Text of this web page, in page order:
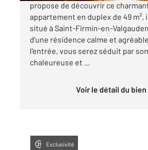
propose de découvrir ce
appartement en duplex de 49 m²,
situé à Saint-Firmin-en-
d'une résidence calme et
l'entrée, vous serez séduit par
chaleureuse et ...
Voir le détail du bien
Exclusivité